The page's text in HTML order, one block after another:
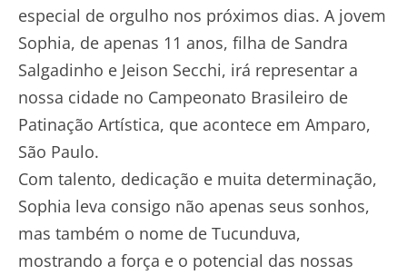
especial de orgulho nos próximos dias. A jovem
Sophia, de apenas 11 anos, filha de Sandra
Salgadinho e Jeison Secchi, irá representar a
nossa cidade no Campeonato Brasileiro de
Patinação Artística, que acontece em Amparo,
São Paulo.
Com talento, dedicação e muita determinação,
Sophia leva consigo não apenas seus sonhos,
mas também o nome de Tucunduva,
mostrando a força e o potencial das nossas